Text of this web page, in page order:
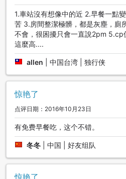
1.車站沒有想像中的近 2.早餐一點
苦 3.房間整潔極髒，都是灰塵，廁
不會，很困擾只會一直說2pm 5.cp
這麼高....
allen 中国台湾 | 独行侠
惊艳了
点评日期：2016年10月23日
有免费早餐吃，这个不错。
冬冬 中国 | 好友组队
惊艳了